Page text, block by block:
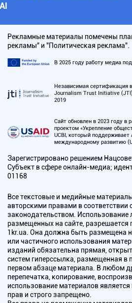
АI
Рекламные материалы помечены
рекламы" и "Политическая реклама".
В 2025 году работу медиа
Независимая сертификация
Journalism Trust Initiative (JTI)
2019
Сайт обновлен в 2023 году в
проектом «Укрепление
UCBI, который
международному развитию
Зарегистрировано решением
Субъект в сфере онлайн-медиа;
01168
Все текстовые и медийные
авторскими правами в
законодательством. Использование
размещенных на сайте, разрешается
1kr.ua. Она должна быть размещена
или частичного использования
изданий обязательна прямая,
систем гиперссылка, размещенная в
первом абзаце материала. В любом
перепечатка, копирование,
использование материалов
прав и строго запрещено.